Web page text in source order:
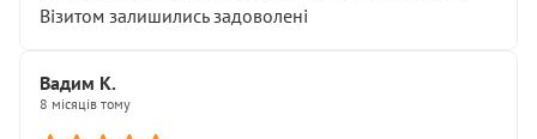
Візитом залишились задоволені
Вадим К.
8 місяців тому